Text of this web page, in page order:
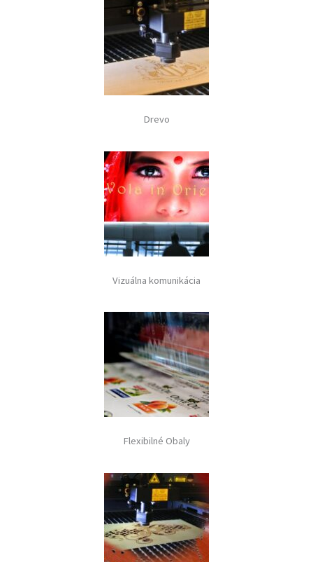
Drevo
Vizuálna komunikácia
Flexibilné Obaly